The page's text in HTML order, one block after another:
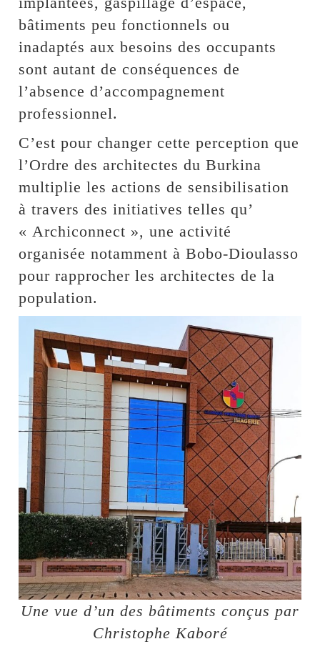
bâtiments peu fonctionnels ou
inadaptés aux besoins des occupants
sont autant de conséquences de
l’absence d’accompagnement
professionnel.
C’est pour changer cette perception que
l’Ordre des architectes du Burkina
multiplie les actions de sensibilisation
à travers des initiatives telles qu’
« Archiconnect », une activité
organisée notamment à Bobo-Dioulasso
pour rapprocher les architectes de la
population.
Une vue d’un des bâtiments conçus par
Christophe Kaboré